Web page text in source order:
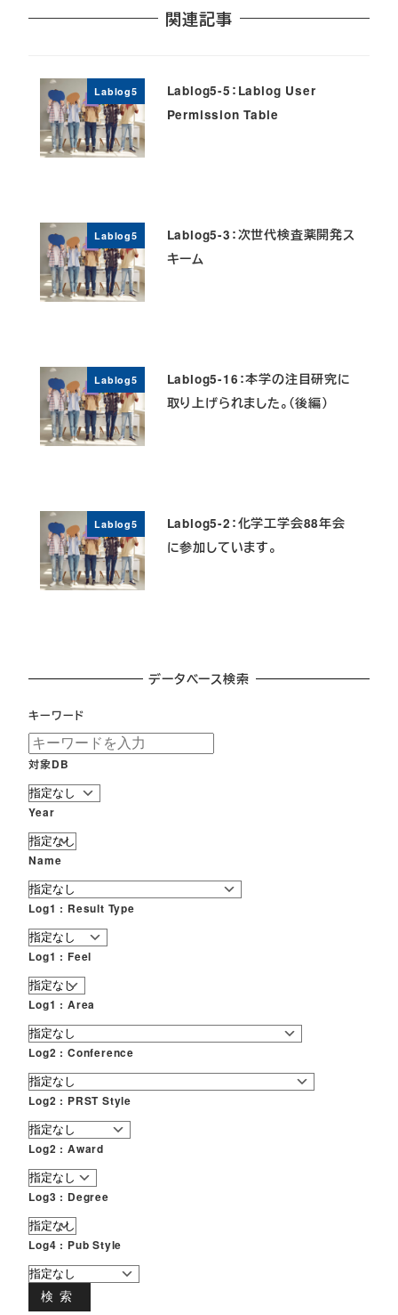
関連記事
Lablog5
Lablog5-5：Lablog User
Permission Table
Lablog5
Lablog5-3：次世代検査薬開発ス
キーム
Lablog5
Lablog5-16：本学の注目研究に
取り上げられました。（後編）
Lablog5
Lablog5-2：化学工学会88年会
に参加しています。
データベース検索
キーワード
対象DB
Year
Name
Log1 : Result Type
Log1 : Feel
Log1 : Area
Log2 : Conference
Log2 : PRST Style
Log2 : Award
Log3 : Degree
Log4 : Pub Style
検索